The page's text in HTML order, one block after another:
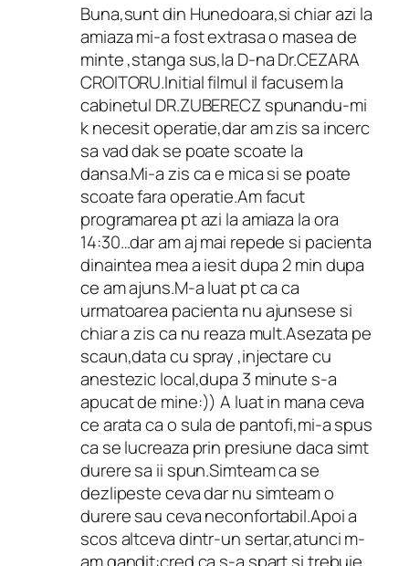
Buna,sunt din Hunedoara,si chiar azi la
amiaza mi-a fost extrasa o masea de
minte ,stanga sus,la D-na Dr.CEZARA
CROITORU.Initial filmul il facusem la
cabinetul DR.ZUBERECZ spunandu-mi
k necesit operatie,dar am zis sa incerc
sa vad dak se poate scoate la
dansa.Mi-a zis ca e mica si se poate
scoate fara operatie.Am facut
programarea pt azi la amiaza la ora
14:30…dar am aj mai repede si pacienta
dinaintea mea a iesit dupa 2 min dupa
ce am ajuns.M-a luat pt ca ca
urmatoarea pacienta nu ajunsese si
chiar a zis ca nu reaza mult.Asezata pe
scaun,data cu spray ,injectare cu
anestezic local,dupa 3 minute s-a
apucat de mine:)) A luat in mana ceva
ce arata ca o sula de pantofi,mi-a spus
ca se lucreaza prin presiune daca simt
durere sa ii spun.Simteam ca se
dezlipeste ceva dar nu simteam o
durere sau ceva neconfortabil.Apoi a
scos altceva dintr-un sertar,atunci m-
am gandit:cred ca s-a spart si trebuie